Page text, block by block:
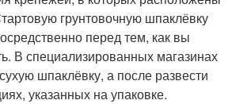
грунтовочную шпаклёвку
перед тем, как вы
В специализированных магазинах
шпаклёвку, а после развести
указанных на упаковке.